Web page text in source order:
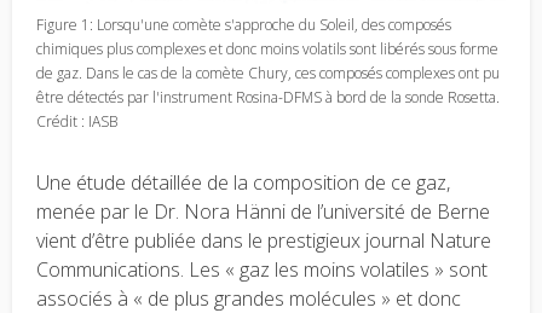
Figure 1: Lorsqu'une comète s'approche du Soleil, des composés
chimiques plus complexes et donc moins volatils sont libérés sous forme
de gaz. Dans le cas de la comète Chury, ces composés complexes ont pu
être détectés par l'instrument Rosina-DFMS à bord de la sonde Rosetta.
Crédit : IASB
Une étude détaillée de la composition de ce gaz,
menée par le Dr. Nora Hänni de l’université de Berne
vient d’être publiée dans le prestigieux journal Nature
Communications. Les « gaz les moins volatiles » sont
associés à « de plus grandes molécules » et donc